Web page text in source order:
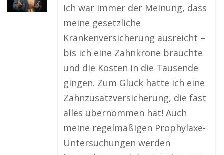
Ich war immer der Meinung, dass
meine gesetzliche
Krankenversicherung ausreicht –
bis ich eine Zahnkrone brauchte
und die Kosten in die Tausende
gingen. Zum Glück hatte ich eine
Zahnzusatzversicherung, die fast
alles übernommen hat! Auch
meine regelmäßigen Prophylaxe-
Untersuchungen werden